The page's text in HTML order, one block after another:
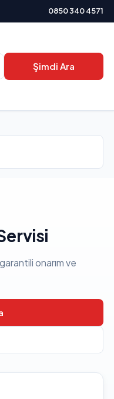
0850 340 4571
Şimdi Ara
onarım ve